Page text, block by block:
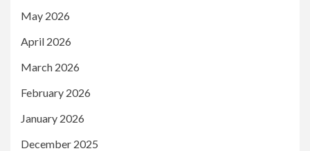
May 2026
April 2026
March 2026
February 2026
January 2026
December 2025